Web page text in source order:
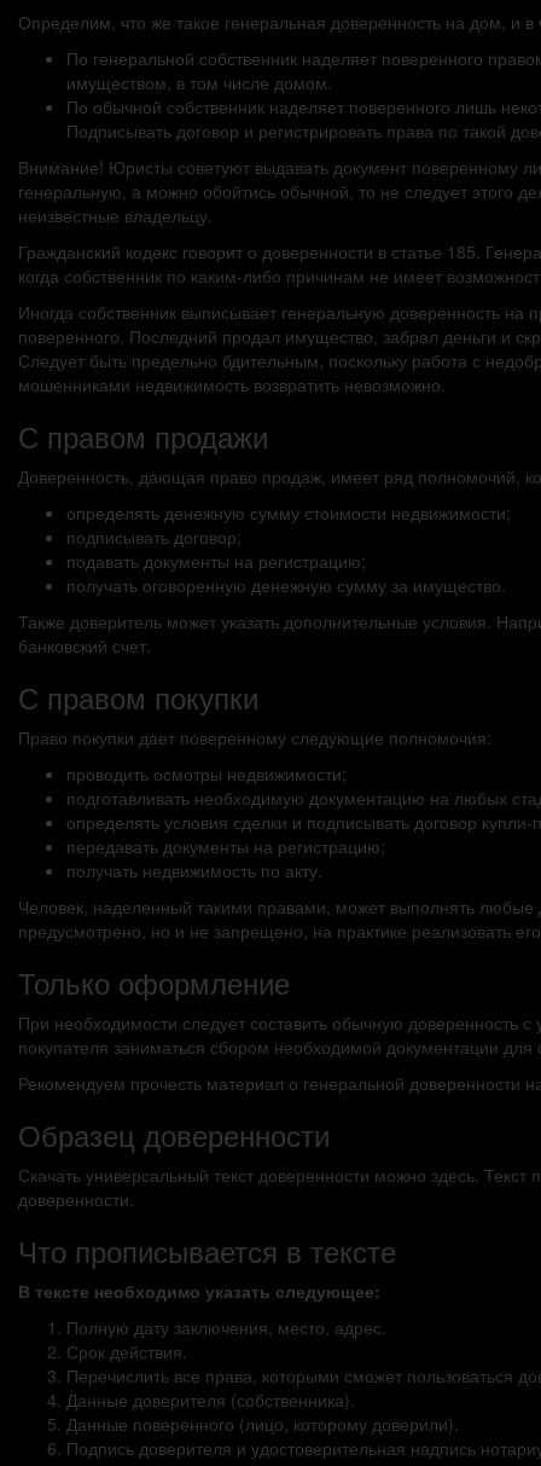
Определим, что же такое генеральная доверенность на дом, и
По генеральной собственник наделяет поверенного
имуществом, в том числе домом.
По обычной собственник наделяет поверенного лишь
Подписывать договор и регистрировать права по такой
Внимание! Юристы советуют выдавать документ поверенному
генеральную, а можно обойтись обычной, то не следует этого
неизвестные владельцу.
Гражданский кодекс говорит о доверенности в статье 185.
когда собственник по каким-либо причинам не имеет
Иногда собственник выписывает генеральную доверенность
поверенного. Последний продал имущество, забрал деньги и
Следует быть предельно бдительным, поскольку работа с
мошенниками недвижимость возвратить невозможно.
С правом продажи
Доверенность, дающая право продаж, имеет ряд полномочий,
определять денежную сумму стоимости недвижимости;
подписывать договор;
подавать документы на регистрацию;
получать оговоренную денежную сумму за имущество.
Также доверитель может указать дополнительные условия.
банковский счет.
С правом покупки
Право покупки дает поверенному следующие полномочия:
проводить осмотры недвижимости;
подготавливать необходимую документацию на любых
определять условия сделки и подписывать договор
передавать документы на регистрацию;
получать недвижимость по акту.
Человек, наделенный такими правами, может выполнять
предусмотрено, но и не запрещено, на практике реализовать
Только оформление
При необходимости следует составить обычную
покупателя заниматься сбором необходимой документации
Рекомендуем прочесть материал о генеральной доверенности
Образец доверенности
Скачать универсальный текст доверенности можно здесь.
доверенности.
Что прописывается в тексте
В тексте необходимо указать следующее:
Полную дату заключения, место, адрес.
Срок действия.
Перечислить все права, которыми сможет пользоваться
Данные доверителя (собственника).
Данные поверенного (лицо, которому доверили).
Подпись доверителя и удостоверительная надпись